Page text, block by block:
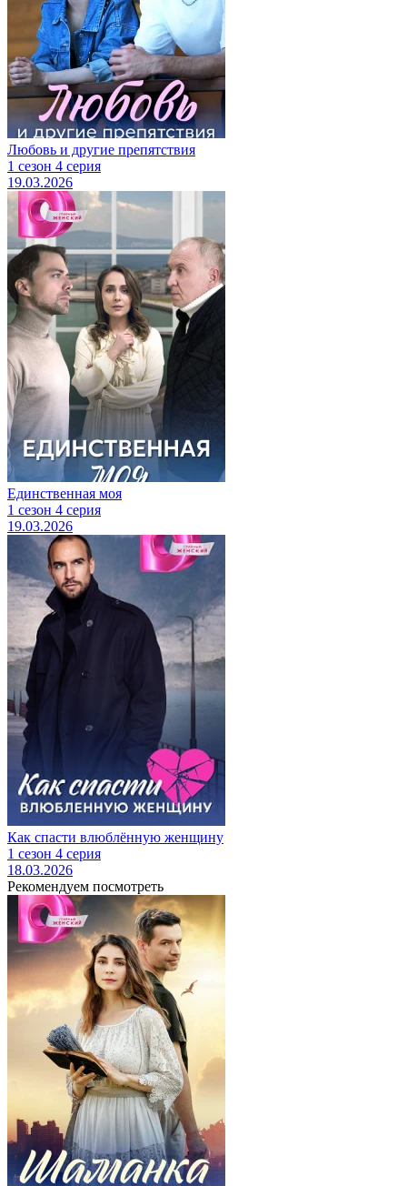
Любовь и другие препятствия
1 сезон 4 серия
19.03.2026
Единственная моя
1 сезон 4 серия
19.03.2026
Как спасти влюблённую женщину
1 сезон 4 серия
18.03.2026
Рекомендуем посмотреть